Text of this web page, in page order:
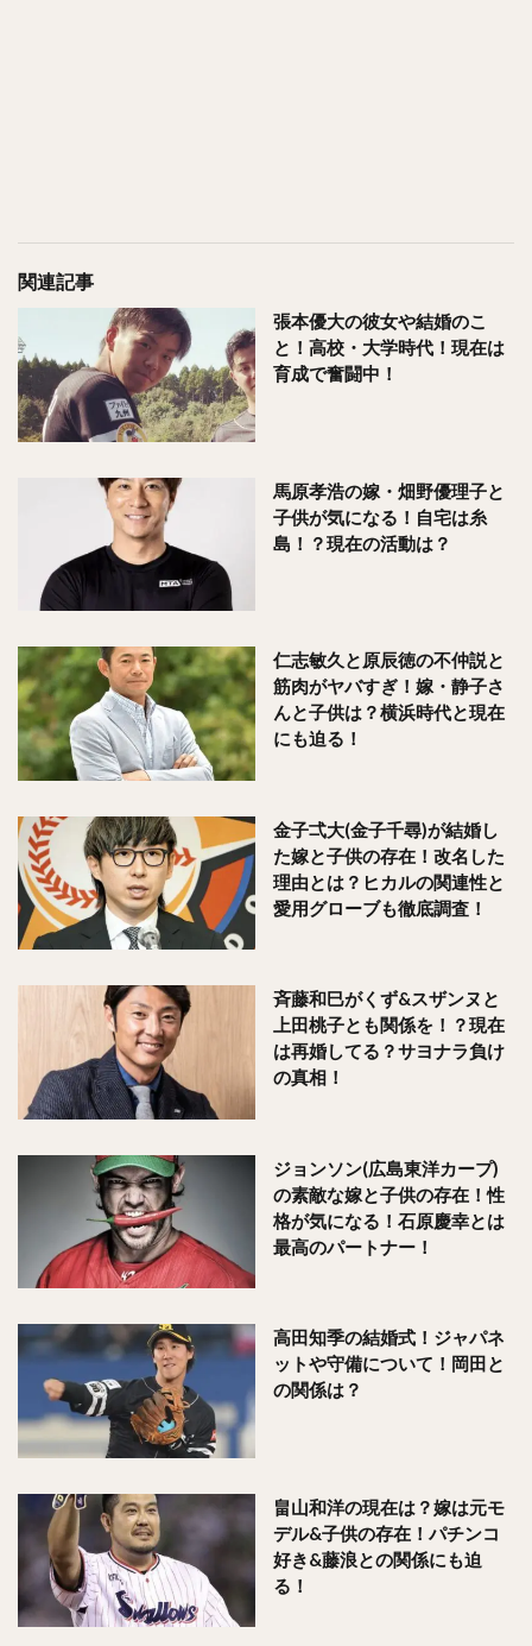
関連記事
張本優大の彼女や結婚のこ
と！高校・大学時代！現在は
育成で奮闘中！
馬原孝浩の嫁・畑野優理子と
子供が気になる！自宅は糸
島！？現在の活動は？
仁志敏久と原辰徳の不仲説と
筋肉がヤバすぎ！嫁・静子さ
んと子供は？横浜時代と現在
にも迫る！
金子弌大(金子千尋)が結婚し
た嫁と子供の存在！改名した
理由とは？ヒカルの関連性と
愛用グローブも徹底調査！
斉藤和巳がくず&スザンヌと
上田桃子とも関係を！？現在
は再婚してる？サヨナラ負け
の真相！
ジョンソン(広島東洋カープ)
の素敵な嫁と子供の存在！性
格が気になる！石原慶幸とは
最高のパートナー！
高田知季の結婚式！ジャパネ
ットや守備について！岡田と
の関係は？
畠山和洋の現在は？嫁は元モ
デル&子供の存在！パチンコ
好き&藤浪との関係にも迫
る！